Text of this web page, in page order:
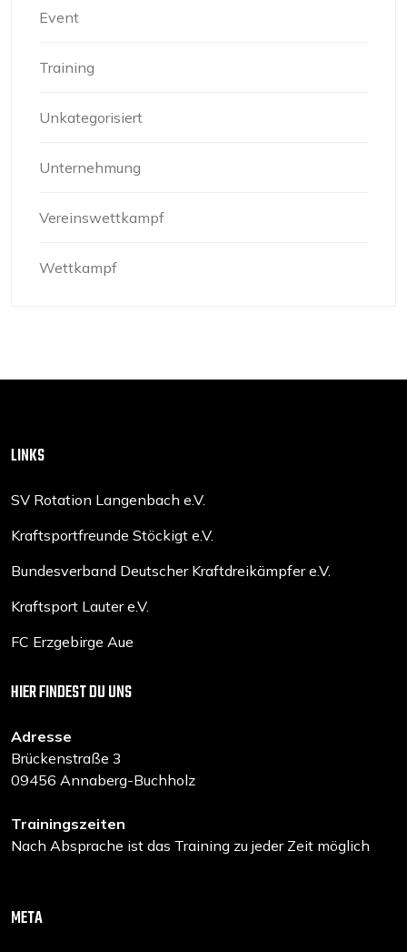
Event
Training
Unkategorisiert
Unternehmung
Vereinswettkampf
Wettkampf
LINKS
SV Rotation Langenbach e.V.
Kraftsportfreunde Stöckigt e.V.
Bundesverband Deutscher Kraftdreikämpfer e.V.
Kraftsport Lauter e.V.
FC Erzgebirge Aue
HIER FINDEST DU UNS
Adresse
Brückenstraße 3
09456 Annaberg-Buchholz
Trainingszeiten
Nach Absprache ist das Training zu jeder Zeit möglich
META